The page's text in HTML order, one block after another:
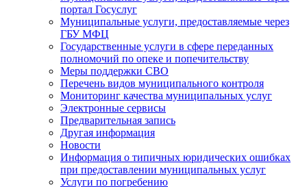
портал Госуслуг
Муниципальные услуги, предоставляемые через
ГБУ МФЦ
Государственные услуги в сфере переданных
полномочий по опеке и попечительству
Меры поддержки СВО
Перечень видов муниципального контроля
Мониторинг качества муниципальных услуг
Электронные сервисы
Предварительная запись
Другая информация
Новости
Информация о типичных юридических ошибках
при предоставлении муниципальных услуг
Услуги по погребению